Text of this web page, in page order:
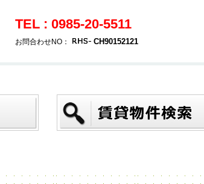
TEL : 0985-20-5511
お問合わせNO： CH90152121